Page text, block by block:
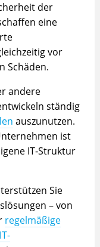
der
eine
vor
Schäden.
andere
ständig
auszunutzen.
ist
IT‑Struktur
Sie
– von
regelmäßige
IT-